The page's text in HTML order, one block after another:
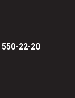
22-20